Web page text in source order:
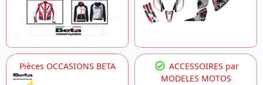
Pièces OCCASIONS BETA
ACCESSOIRES par
MODELES MOTOS